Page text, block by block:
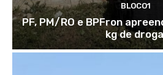
BLOCO1
PF, PM/RO e BPFron
kg de